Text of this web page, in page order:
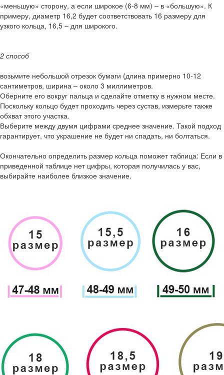
«меньшую» сторону, а если широкое (6-8 мм) – в «большую». К
примеру, диаметр 16,2 будет соответствовать 16 размеру для
узкого кольца, 16,5 – для широкого.
2 способ
возьмите небольшой отрезок бумаги (длина примерно 10-12
сантиметров, ширина – около 3 миллиметров.
Оберните его вокруг пальца и сделайте отметку в нужном месте.
Поскольку кольцо будет проходить через сустав, измерьте также
обхват этого участка.
Выберите между двумя цифрами среднее значение. Такой подход
гарантирует, что украшение не будет ни спадать, ни болтаться.
Окончательно определить размер кольца поможет таблица: Если в
приведенной таблице нет цифры, которая получилась у вас,
выбирайте наиболее близкое значение.